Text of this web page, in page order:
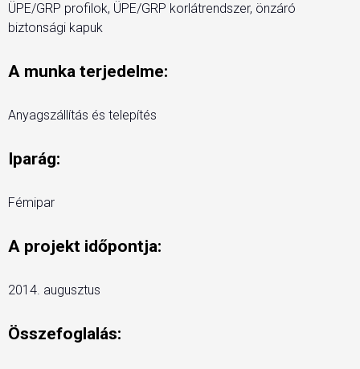
ÜPE/GRP profilok, ÜPE/GRP korlátrendszer, önzáró
biztonsági kapuk
A munka terjedelme:
Anyagszállítás és telepítés
Iparág:
Fémipar
A projekt időpontja:
2014. augusztus
Összefoglalás: